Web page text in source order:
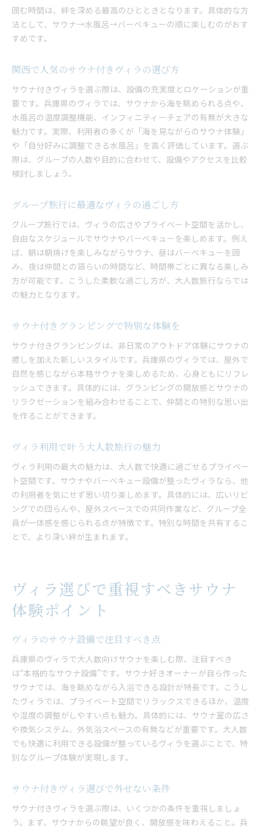
囲む時間は、絆を深める最高のひとときとなります。具体的な方
法として、サウナ→水風呂→バーベキューの順に楽しむのがおす
すめです。
関西で人気のサウナ付きヴィラの選び方
サウナ付きヴィラを選ぶ際は、設備の充実度とロケーションが重
要です。兵庫県のヴィラでは、サウナから海を眺められる点や、
水風呂の温度調整機能、インフィニティーチェアの有無が大きな
魅力です。実際、利用者の多くが「海を見ながらのサウナ体験」
や「自分好みに調整できる水風呂」を高く評価しています。選ぶ
際は、グループの人数や目的に合わせて、設備やアクセスを比較
検討しましょう。
グループ旅行に最適なヴィラの過ごし方
グループ旅行では、ヴィラの広さやプライベート空間を活かし、
自由なスケジュールでサウナやバーベキューを楽しめます。例え
ば、朝は朝焼けを楽しみながらサウナ、昼はバーベキューを囲
み、夜は仲間との語らいの時間など、時間帯ごとに異なる楽しみ
方が可能です。こうした柔軟な過ごし方が、大人数旅行ならでは
の魅力となります。
サウナ付きグランピングで特別な体験を
サウナ付きグランピングは、非日常のアウトドア体験にサウナの
癒しを加えた新しいスタイルです。兵庫県のヴィラでは、屋外で
自然を感じながら本格サウナを楽しめるため、心身ともにリフレ
ッシュできます。具体的には、グランピングの開放感とサウナの
リラクゼーションを組み合わせることで、仲間との特別な思い出
を作ることができます。
ヴィラ利用で叶う大人数旅行の魅力
ヴィラ利用の最大の魅力は、大人数で快適に過ごせるプライベー
ト空間です。サウナやバーベキュー設備が整ったヴィラなら、他
の利用者を気にせず思い切り楽しめます。具体的には、広いリビ
ングでの団らんや、屋外スペースでの共同作業など、グループ全
員が一体感を感じられる点が特徴です。特別な時間を共有するこ
とで、より深い絆が生まれます。
ヴィラ選びで重視すべきサウナ
体験ポイント
ヴィラのサウナ設備で注目すべき点
兵庫県のヴィラで大人数向けサウナを楽しむ際、注目すべき
は“本格的なサウナ設備”です。サウナ好きオーナーが自ら作った
サウナでは、海を眺めながら入浴できる設計が特長です。こうし
たヴィラでは、プライベート空間でリラックスできるほか、温度
や湿度の調整がしやすい点も魅力。具体的には、サウナ室の広さ
や換気システム、外気浴スペースの有無などが重要です。大人数
でも快適に利用できる設備が整っているヴィラを選ぶことで、特
別なグループ体験が実現します。
サウナ付きヴィラ選びで外せない条件
サウナ付きヴィラを選ぶ際は、いくつかの条件を重視しましょ
う。まず、サウナからの眺望が良く、開放感を味わえること。兵